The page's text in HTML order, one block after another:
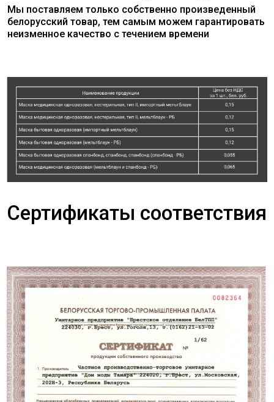
Мы поставляем только собственно произведенный
белорусский товар, тем самым можем гарантировать
неизменное качество с течением времени
Сертификаты соответствия